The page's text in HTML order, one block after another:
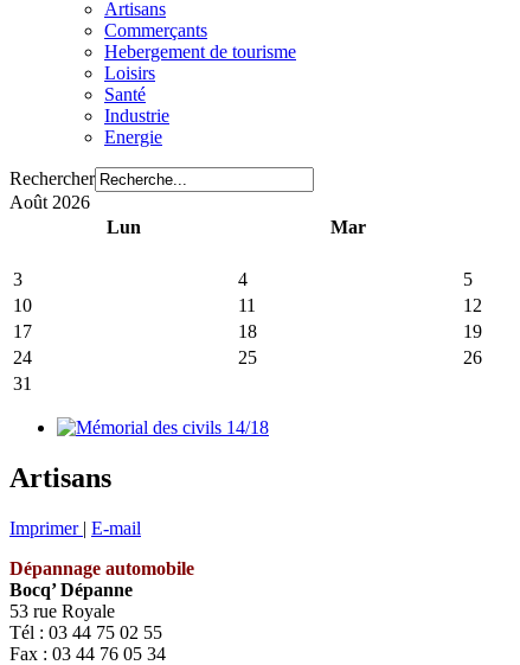
Artisans
Commerçants
Hebergement de tourisme
Loisirs
Santé
Industrie
Energie
Rechercher
Août 2026
Lun
Mar
3
4 5
10
11 12
17
18 19
24
25 26
31
Artisans
Imprimer | E-mail
Dépannage automobile
Bocq’ Dépanne
53 rue Royale
Tél : 03 44 75 02 55
Fax : 03 44 76 05 34